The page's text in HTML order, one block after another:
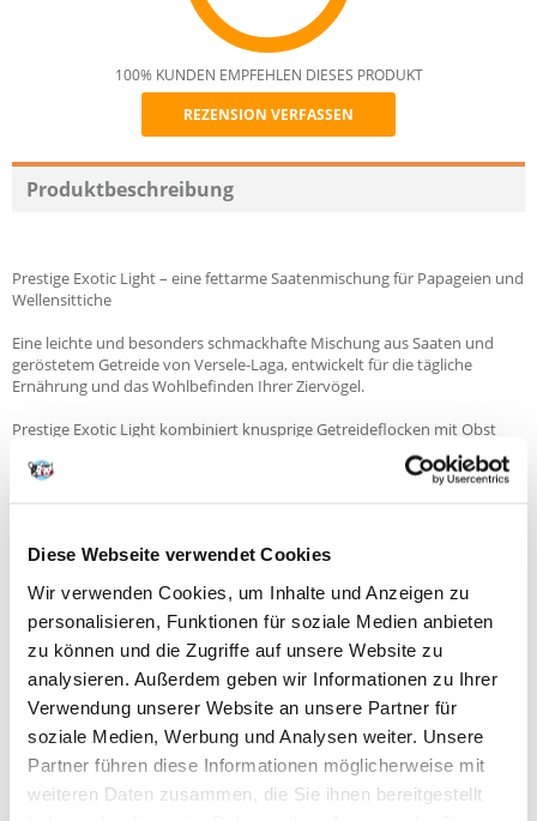
Diese Webseite verwendet Cookies
Wir verwenden Cookies, um Inhalte und Anzeigen zu
personalisieren, Funktionen für soziale Medien anbieten
zu können und die Zugriffe auf unsere Website zu
analysieren. Außerdem geben wir Informationen zu Ihrer
Verwendung unserer Website an unsere Partner für
soziale Medien, Werbung und Analysen weiter. Unsere
Partner führen diese Informationen möglicherweise mit
weiteren Daten zusammen, die Sie ihnen bereitgestellt
Recommend
100% KUNDEN EMPFEHLEN DIESES PRODUKT
REZENSION VERFASSEN
Produktbeschreibung
Prestige Exotic Light – eine fettarme Saatenmischung für Papageien und
Wellensittiche
Eine leichte und besonders schmackhafte Mischung aus Saaten und
geröstetem Getreide von Versele-Laga, entwickelt für die tägliche
Ernährung und das Wohlbefinden Ihrer Ziervögel.
Prestige Exotic Light kombiniert knusprige Getreideflocken mit Obst
und Gemüse und bietet Vögeln einen Leckerbissen, den sie lieben –
ganz ohne unnötiges Fett.
Reich an besonders schmackhaftem, geröstetem Getreide
Mit folgenden Früchten und Gemüsesorten:
Banane
Hagebutte
Karotten